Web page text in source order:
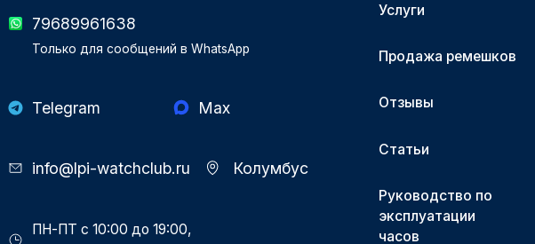
79689961638
Только для сообщений в WhatsApp
Telegram Max
info@lpi-watchclub.ru Колумбус
ПН-ПТ с 10:00 до 19:00,
Услуги
Продажа ремешков
Отзывы
Статьи
Руководство по
эксплуатации
часов